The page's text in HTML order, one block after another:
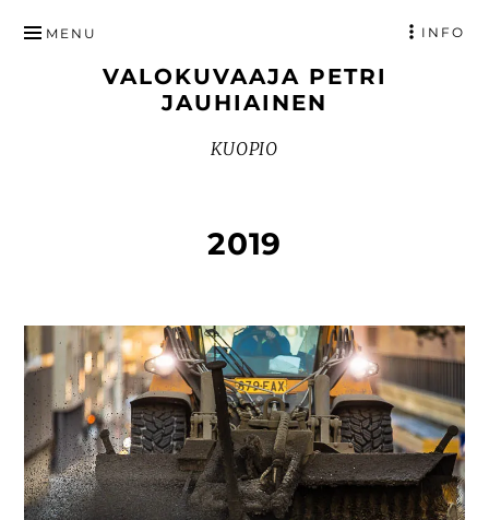
SISÄLTÖÖN
VALOKUVAAJA PETRI
JAUHIAINEN
KUOPIO
MENU INFO
2019